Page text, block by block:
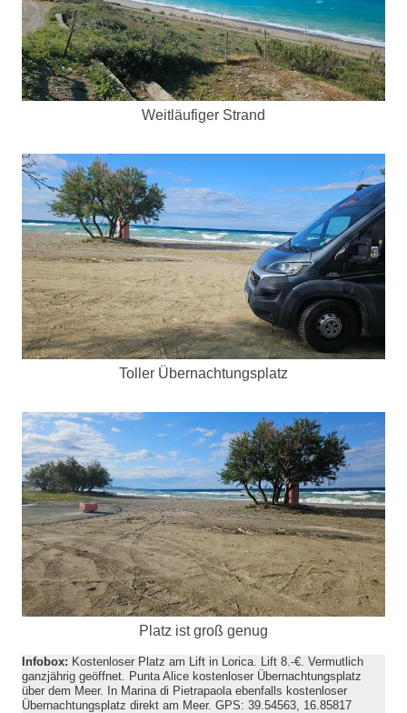
Weitläufiger Strand
Toller Übernachtungsplatz
Platz ist groß genug
Infobox: Kostenloser Platz am Lift in Lorica. Lift 8.-€. Vermutlich
ganzjährig geöffnet. Punta Alice kostenloser Übernachtungsplatz
über dem Meer. In Marina di Pietrapaola ebenfalls kostenloser
Übernachtungsplatz direkt am Meer. GPS: 39.54563, 16.85817